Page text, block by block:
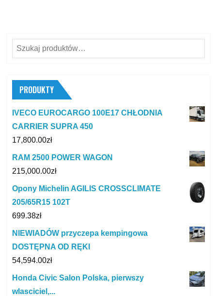
Szukaj:
PRODUKTY
IVECO EUROCARGO 100E17 CHŁODNIA
CARRIER SUPRA 450
17,800.00zł
RAM 2500 POWER WAGON
215,000.00zł
Opony Michelin AGILIS CROSSCLIMATE
205/65R15 102T
699.38zł
NIEWIADÓW przyczepa kempingowa
DOSTĘPNA OD RĘKI
54,594.00zł
Honda Civic Salon Polska, pierwszy
wlasciciel,...